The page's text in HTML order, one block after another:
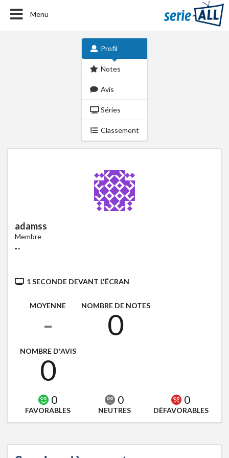
Menu
Profil
Notes
Avis
Séries
Classement
adamss
Membre
""
1 SECONDE DEVANT L'ÉCRAN
MOYENNE
-
NOMBRE DE NOTES
0
NOMBRE D'AVIS
0
0
FAVORABLES
0
NEUTRES
0
DÉFAVORABLES